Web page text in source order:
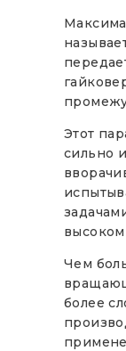
Этот
сильно
Чем
более